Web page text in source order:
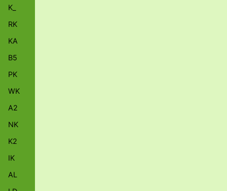
K_
RK
KA
B5
PK
WK
A2
NK
K2
IK
AL